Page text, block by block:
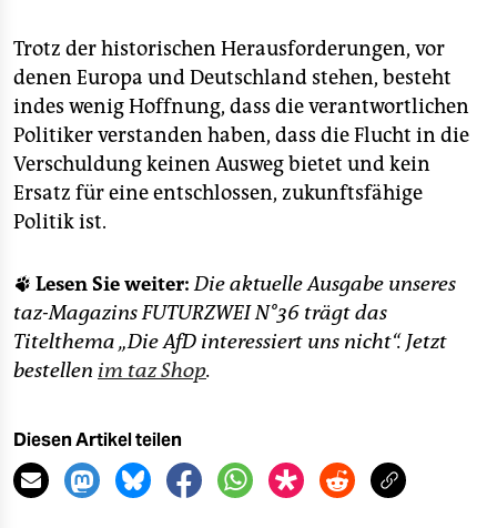
Trotz der historischen Herausforderungen, vor
denen Europa und Deutschland stehen, besteht
indes wenig Hoffnung, dass die verantwortlichen
Politiker verstanden haben, dass die Flucht in die
Verschuldung keinen Ausweg bietet und kein
Ersatz für eine entschlossen, zukunftsfähige
Politik ist.
🐾 Lesen Sie weiter:Die aktuelle Ausgabe unseres
taz-Magazins FUTURZWEI N°36 trägt das
Titelthema „Die AfD interessiert uns nicht“. Jetzt
bestellen im taz Shop.
Diesen Artikel teilen